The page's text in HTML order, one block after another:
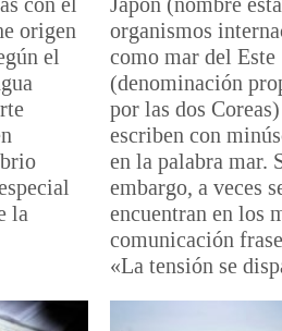
origen
el
la
organismos
como mar del Este
(denominación
por las dos
escriben con
en la palabra mar.
embargo, a veces
encuentran en los
comunicación
«La tensión se